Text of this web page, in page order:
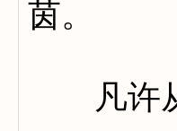
茵。
凡许从